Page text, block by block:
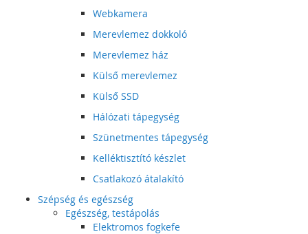
Webkamera
Merevlemez dokkoló
Merevlemez ház
Külső merevlemez
Külső SSD
Hálózati tápegység
Szünetmentes tápegység
Kelléktisztító készlet
Csatlakozó átalakító
Szépség és egészség
Egészség, testápolás
Elektromos fogkefe